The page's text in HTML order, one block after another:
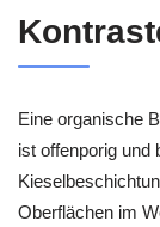
Eine organische
ist offenporig und
Oberflächen im